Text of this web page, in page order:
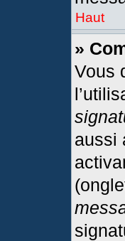
Haut
»
Vous
aussi